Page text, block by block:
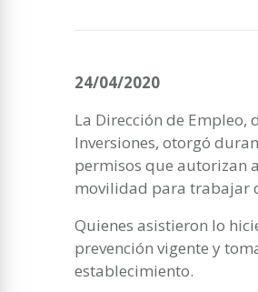
24/04/2020
La Dirección de Empleo,
Inversiones, otorgó
permisos que autorizan
movilidad para trabajar
Quienes asistieron lo
prevención vigente y
establecimiento.⠀